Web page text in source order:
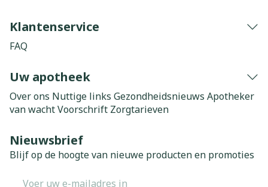
Klantenservice
FAQ
Uw apotheek
Over ons Nuttige links Gezondheidsnieuws Apotheker
van wachtVoorschrift Zorgtarieven
Nieuwsbrief
Blijf op de hoogte van nieuwe producten en promoties